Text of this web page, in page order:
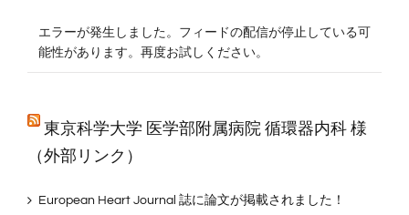
エラーが発生しました。フィードの配信が停止している可
能性があります。再度お試しください。
東京科学大学 医学部附属病院 循環器内科 様
（外部リンク）
European Heart Journal 誌に論文が掲載されました！